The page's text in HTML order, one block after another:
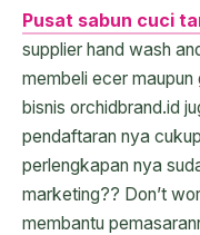
Pusat sabun cuci
supplier hand wash
membeli ecer maupun
bisnis orchidbrand.id
pendaftaran nya
perlengkapan nya
marketing?? Don’t
membantu